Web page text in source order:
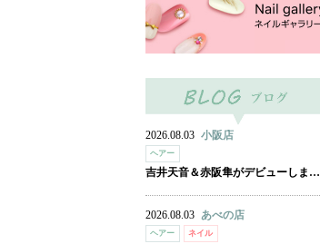
2026.08.03 小阪店
ヘアー
吉井天音＆赤阪隼がデビューしま…
2026.08.03 あべの店
ヘアー ネイル